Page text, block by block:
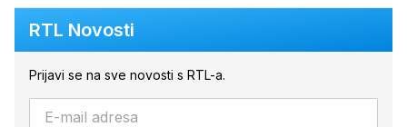
RTL Novosti
Prijavi se na sve novosti s RTL-a.